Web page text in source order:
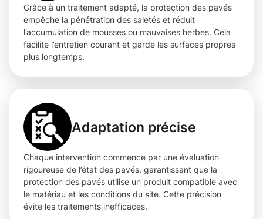
Grâce à un traitement adapté, la protection des pavés
empêche la pénétration des saletés et réduit
l’accumulation de mousses ou mauvaises herbes. Cela
facilite l’entretien courant et garde les surfaces propres
plus longtemps.
Adaptation précise
Chaque intervention commence par une évaluation
rigoureuse de l’état des pavés, garantissant que la
protection des pavés utilise un produit compatible avec
le matériau et les conditions du site. Cette précision
évite les traitements inefficaces.